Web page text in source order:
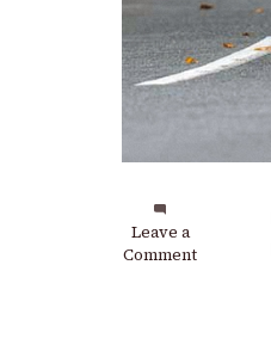
Leave a
Comment
on
Lotus